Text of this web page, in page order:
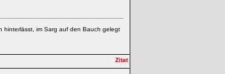
hinterlässt, im Sarg auf den Bauch gelegt